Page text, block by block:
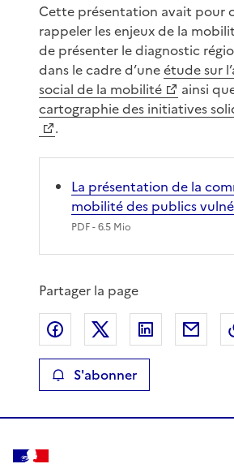
Cette présentation avait pour
rappeler les enjeux de la
de présenter le diagnostic
dans le cadre d’uneétude sur
social de la mobilité
ainsi
cartographie des initiatives
.
La présentation de la
mobilité des publics
PDF- 6.5 Mio
Partager la page
Partager sur Facebook
Partager sur X
Partager
S'abonner